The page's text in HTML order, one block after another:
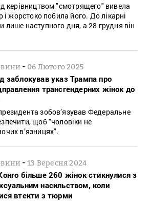
керівництвом "смотрящего" вивела
і жорстоко побила його. До лікарні
лише наступного дня, а 28 грудня він
- 06 Лютого 2025
заблокував указ Трампа про
трансгендерних жінок до
зобов’язував Федеральне
щоб "чоловіки не
в’язницях".
-13 Вересня 2024
більше 260 жінок стикнулися з
насильством, коли
втекти з тюрми